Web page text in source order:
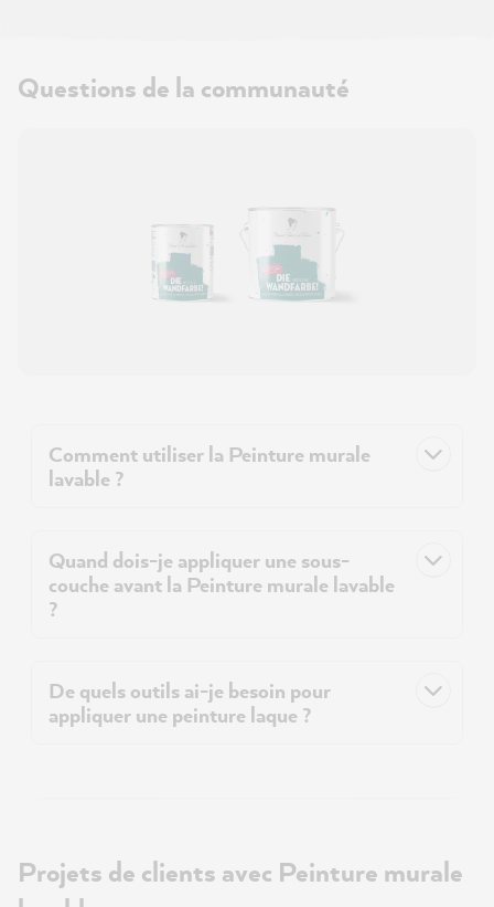
Questions de la communauté
Comment utiliser la Peinture murale
lavable ?
Quand dois-je appliquer une sous-
couche avant la Peinture murale lavable
?
De quels outils ai-je besoin pour
appliquer une peinture laque ?
Projets de clients avec Peinture murale